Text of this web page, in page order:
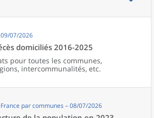
09/07/2026
domiciliés 2016-2025
pour toutes les communes,
intercommunalités, etc.
France par communes – 08/07/2026